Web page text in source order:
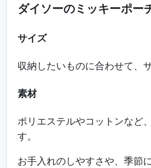
ダイソーのミッキーポー
サイズ
収納したいものに合わせて、
素材
ポリエステルやコットンなど
す。
お手入れのしやすさや、季節